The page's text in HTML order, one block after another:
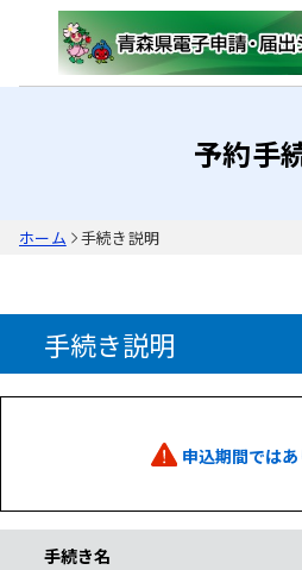
予約手
ホーム 手続き説明
手続き説明
申込期間ではあ
手続き名